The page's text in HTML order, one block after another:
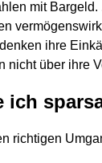
mit Bargeld.
ihre
nicht über ihre
ich
richtigen